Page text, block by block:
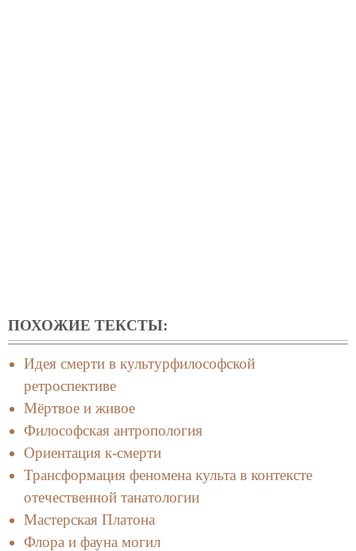
ПОХОЖИЕ ТЕКСТЫ:
Идея смерти в культурфилософской
ретроспективе
Мёртвое и живое
Философская антропология
Ориентация к-смерти
Трансформация феномена культа в контексте
отечественной танатологии
Мастерская Платона
Флора и фауна могил